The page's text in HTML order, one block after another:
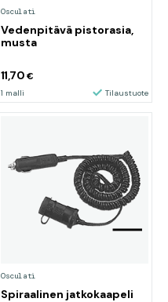
Osculati
Vedenpitävä pistorasia,
musta
11,70 €
1 malli Tilaustuote
Osculati
Spiraalinen jatkokaapeli